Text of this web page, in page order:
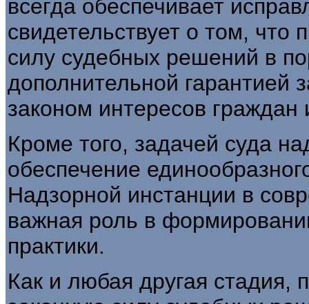
всегда обеспечивает
свидетельствует о том, что
силу судебных решений в
дополнительной гарантией
законом интересов граждан
Кроме того, задачей суда
обеспечение
Надзорной инстанции в
важная роль в
практики.
Как и любая другая стадия,